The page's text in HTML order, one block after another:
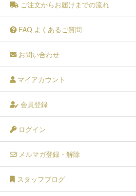
ご注文からお届けまでの流れ
FAQ よくあるご質問
お問い合わせ
マイアカウント
会員登録
ログイン
メルマガ登録・解除
スタッフブログ